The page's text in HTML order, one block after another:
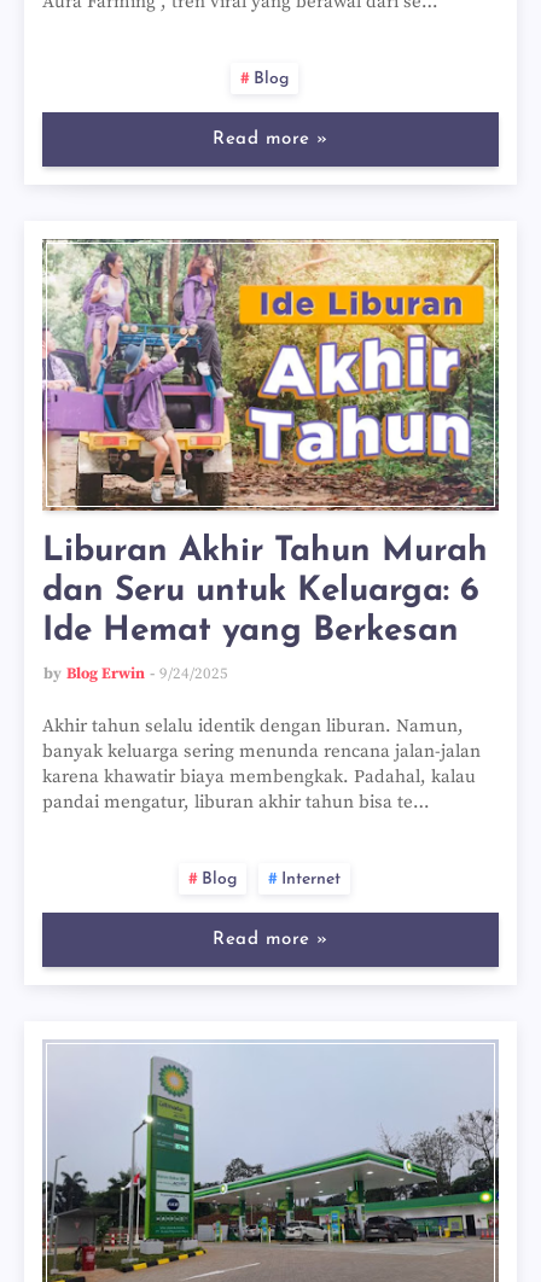
Blog
Read more »
Liburan Akhir Tahun Murah
dan Seru untuk Keluarga: 6
Ide Hemat yang Berkesan
by Blog Erwin 9/24/2025
Akhir tahun selalu identik dengan liburan. Namun,
banyak keluarga sering menunda rencana jalan-jalan
karena khawatir biaya membengkak. Padahal, kalau
pandai mengatur, liburan akhir tahun bisa te…
Blog Internet
Read more »